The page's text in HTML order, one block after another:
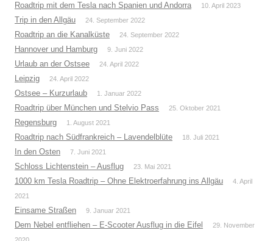
Roadtrip mit dem Tesla nach Spanien und Andorra 10. April 2023
Trip in den Allgäu 24. September 2022
Roadtrip an die Kanalküste 24. September 2022
Hannover und Hamburg 9. Juni 2022
Urlaub an der Ostsee 24. April 2022
Leipzig 24. April 2022
Ostsee – Kurzurlaub 1. Januar 2022
Roadtrip über München und Stelvio Pass 25. Oktober 2021
Regensburg 1. August 2021
Roadtrip nach Südfrankreich – Lavendelblüte 18. Juli 2021
In den Osten 7. Juni 2021
Schloss Lichtenstein – Ausflug 23. Mai 2021
1000 km Tesla Roadtrip – Ohne Elektroerfahrung ins Allgäu
4. April
2021
Einsame Straßen 9. Januar 2021
Dem Nebel entfliehen – E-Scooter Ausflug in die Eifel
29. November